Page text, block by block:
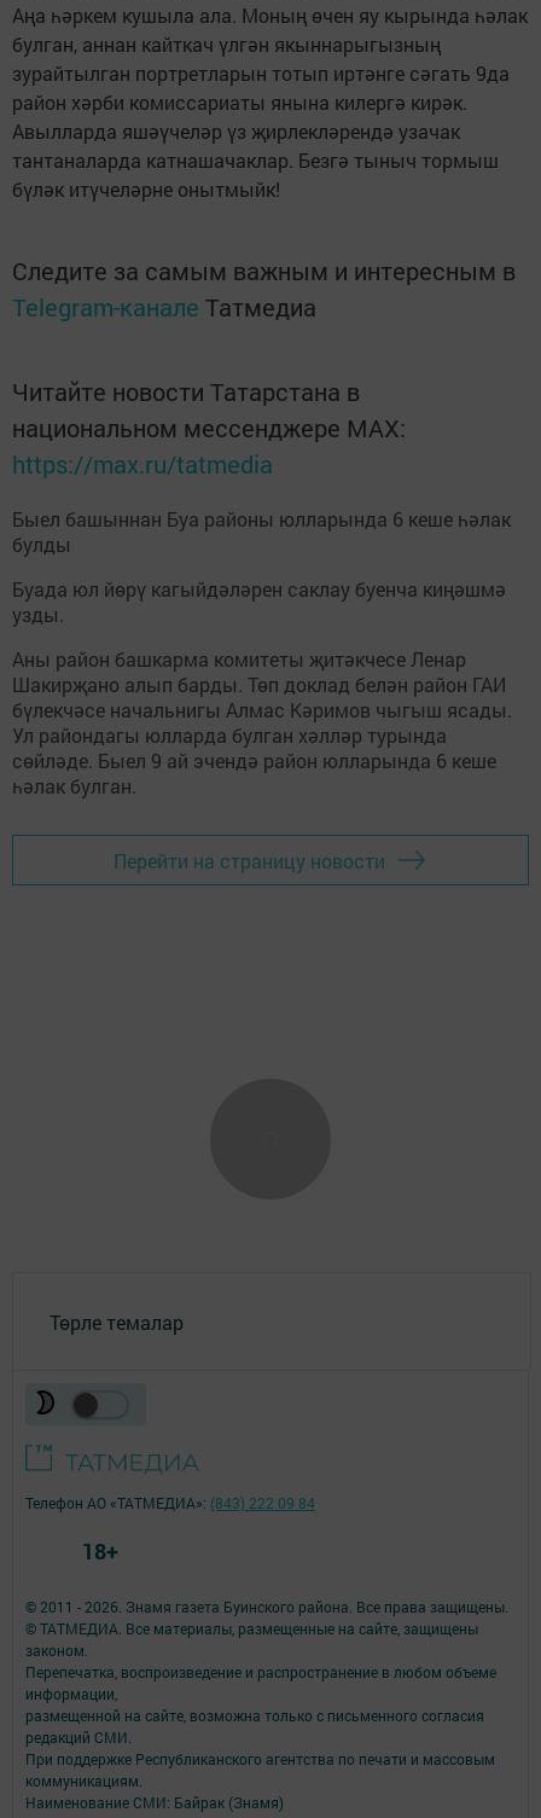
Аңа һәркем кушыла ала. Моның өчен яу кырында һәлак
булган, аннан кайткач үлгән якыннарыгызның
зурайтылган портретларын тотып иртәнге сәгать 9да
район хәрби комиссариаты янына килергә кирәк.
Авылларда яшәүчеләр үз җирлекләрендә узачак
тантаналарда катнашачаклар. Безгә тыныч тормыш
бүләк итүчеләрне онытмыйк!
Следите за самым важным и интересным в
Telegram-канале Татмедиа
Читайте новости Татарстана в
национальном мессенджере MАХ:
https://max.ru/tatmedia
Быел башыннан Буа районы юлларында 6 кеше һәлак
булды
Буада юл йөрү кагыйдәләрен саклау буенча киңәшмә
узды.
Аны район башкарма комитеты җитәкчесе Ленар
Шакирҗано алып барды. Төп доклад белән район ГАИ
бүлекчәсе начальнигы Алмас Кәримов чыгыш ясады.
Ул райондагы юлларда булган хәлләр турында
сөйләде. Быел 9 ай эчендә район юлларында 6 кеше
һәлак булган.
Перейти на страницу новости
Төрле темалар
© 2011 - 2026. Знамя газета Буинского района. Все права защищены.
© ТАТМЕДИА. Все материалы, размещенные на сайте, защищены
законом.
Перепечатка, воспроизведение и распространение в любом объеме
информации,
размещенной на сайте, возможна только с письменного согласия
редакций СМИ.
При поддержке Республиканского агентства по печати и массовым
коммуникациям.
Наименование СМИ: Байрак (Знамя)
Телефон АО «ТАТМЕДИА»: (843) 222 09 84
18+